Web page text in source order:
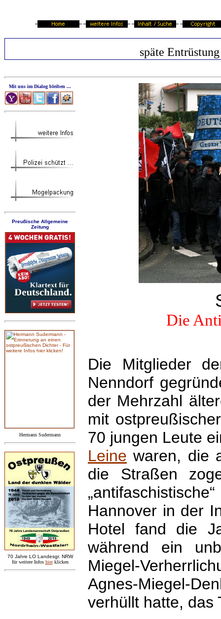
späte Entrüstung
Mit uns im Dialog bleiben ...
Preußische Allgemeine
Zeitung
Hermann Sudermann
70 Jahre LO Landesgr. NRW
für weitere Infos hier klicken
Die
Die Mitglieder
Nenndorf
der Mehrzahl
mit
70 jungen Leute
Leine waren, die
die Straßen
Hannover in der
Hotel fand die
während ein
Miegel-
Agnes-Miegel-
verhüllt hatte, das